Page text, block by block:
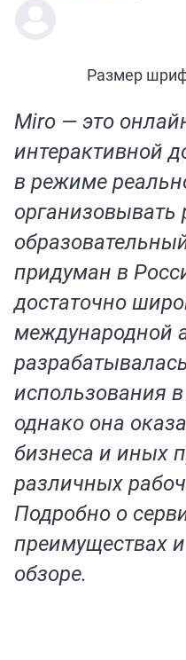
Размер
Miro — это
интерактивной
в режиме
организовывать
придуман в
достаточно
международной
использования
однако она
бизнеса и иных
различных
Подробно о
преимуществах
обзоре.